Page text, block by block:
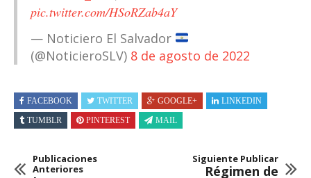
pic.twitter.com/HSoRZab4aY
— Noticiero El Salvador
(@NoticieroSLV) 8 de agosto de 2022
FACEBOOK TWITTER GOOGLE+
LINKEDIN
TUMBLR
PINTEREST MAIL
Publicaciones
Anteriores
Siguiente Publicar
Régimen de